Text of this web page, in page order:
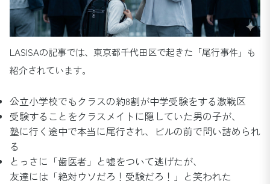
LASISAの記事では、東京都千代田区で起きた「尾行事件」も
紹介されています。
公立小学校でもクラスの約8割が中学受験をする激戦区
受験することをクラスメイトに隠していた男の子が、
塾に行く途中で本当に尾行され、ビルの前で問い詰められ
る
とっさに「歯医者」と嘘をついて逃げたが、
友達には「絶対ウソだろ！受験だろ！」と笑われた